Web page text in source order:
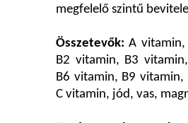
megfelelő szintű
Összetevők:A
B2 vitamin, B3
B6 vitamin, B9 vitamin,
C vitamin, jód, vas,